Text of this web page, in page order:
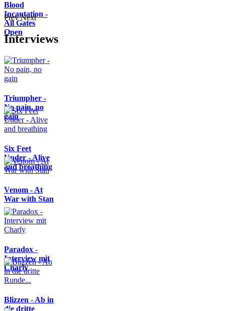
Blood
Incantation -
All Gates
Open
Prev Next
Interviews
Triumpher -
No pain, no
gain
Six Feet
Under - Alive
and breathing
Venom - At
War with Stan
Paradox -
Interview mit
Charly
Blizzen - Ab in
die dritte